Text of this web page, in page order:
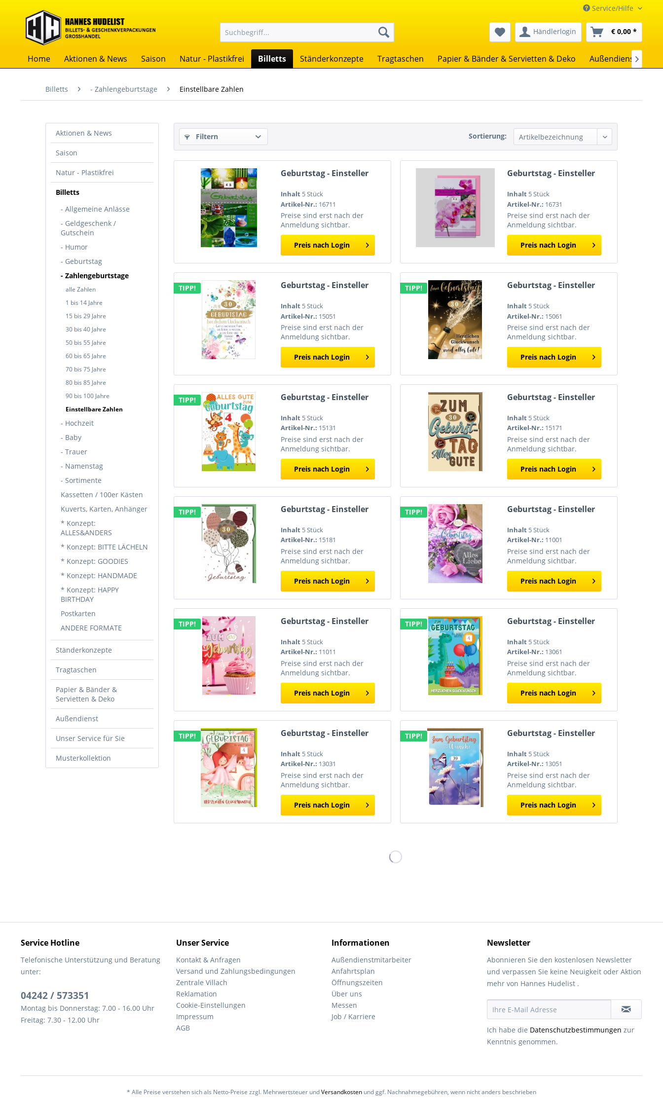
Service/Hilfe
Händlerlogin € 0,00 *
Home Aktionen & News Saison Natur - Plastikfrei Billetts Ständerkonzepte Tragtaschen Papier & Bänder & Servietten & Deko Außendienst
Billetts - Zahlengeburtstage Einstellbare Zahlen
Aktionen & News
Saison
Natur - Plastikfrei
Billetts
- Allgemeine Anlässe
- Geldgeschenk /
Gutschein
- Humor
- Geburtstag
- Zahlengeburtstage
alle Zahlen
1 bis 14 Jahre
15 bis 29 Jahre
30 bis 40 Jahre
50 bis 55 Jahre
60 bis 65 Jahre
70 bis 75 Jahre
80 bis 85 Jahre
90 bis 100 Jahre
Einstellbare Zahlen
- Hochzeit
- Baby
- Trauer
- Namenstag
- Sortimente
Kassetten / 100er Kästen
Kuverts, Karten, Anhänger
* Konzept:
ALLES&ANDERS
* Konzept: BITTE LÄCHELN
* Konzept: GOODIES
* Konzept: HANDMADE
* Konzept: HAPPY
BIRTHDAY
Postkarten
ANDERE FORMATE
Ständerkonzepte
Tragtaschen
Papier & Bänder &
Servietten & Deko
Außendienst
Unser Service für Sie
Musterkollektion
Filtern Sortierung:
Geburtstag - Einsteller
Inhalt 5 Stück
Artikel-Nr.: 16711
Preise sind erst nach der
Anmeldung sichtbar.
Preis nach Login
Geburtstag - Einsteller
Inhalt 5 Stück
Artikel-Nr.: 16731
Preise sind erst nach der
Anmeldung sichtbar.
Preis nach Login
TIPP! Geburtstag - Einsteller
Inhalt 5 Stück
Artikel-Nr.: 15051
Preise sind erst nach der
Anmeldung sichtbar.
Preis nach Login
TIPP! Geburtstag - Einsteller
Inhalt 5 Stück
Artikel-Nr.: 15061
Preise sind erst nach der
Anmeldung sichtbar.
Preis nach Login
TIPP! Geburtstag - Einsteller
Inhalt 5 Stück
Artikel-Nr.: 15131
Preise sind erst nach der
Anmeldung sichtbar.
Preis nach Login
Geburtstag - Einsteller
Inhalt 5 Stück
Artikel-Nr.: 15171
Preise sind erst nach der
Anmeldung sichtbar.
Preis nach Login
TIPP! Geburtstag - Einsteller
Inhalt 5 Stück
Artikel-Nr.: 15181
Preise sind erst nach der
Anmeldung sichtbar.
Preis nach Login
TIPP! Geburtstag - Einsteller
Inhalt 5 Stück
Artikel-Nr.: 11001
Preise sind erst nach der
Anmeldung sichtbar.
Preis nach Login
TIPP! Geburtstag - Einsteller
Inhalt 5 Stück
Artikel-Nr.: 11011
Preise sind erst nach der
Anmeldung sichtbar.
Preis nach Login
TIPP! Geburtstag - Einsteller
Inhalt 5 Stück
Artikel-Nr.: 13061
Preise sind erst nach der
Anmeldung sichtbar.
Preis nach Login
TIPP! Geburtstag - Einsteller
Inhalt 5 Stück
Artikel-Nr.: 13031
Preise sind erst nach der
Anmeldung sichtbar.
Preis nach Login
TIPP! Geburtstag - Einsteller
Inhalt 5 Stück
Artikel-Nr.: 13051
Preise sind erst nach der
Anmeldung sichtbar.
Preis nach Login
Service Hotline
Telefonische Unterstützung und Beratung
unter:
04242 / 573351
Montag bis Donnerstag: 7.00 - 16.00 Uhr
Freitag: 7.30 - 12.00 Uhr
Unser Service
Kontakt & Anfragen
Versand und Zahlungsbedingungen
Zentrale Villach
Reklamation
Cookie-Einstellungen
Impressum
AGB
Informationen
Außendienstmitarbeiter
Anfahrtsplan
Öffnungszeiten
Über uns
Messen
Job / Karriere
Newsletter
Abonnieren Sie den kostenlosen Newsletter
und verpassen Sie keine Neuigkeit oder Aktion
mehr von Hannes Hudelist .
Ich habe die Datenschutzbestimmungen zur
Kenntnis genommen.
* Alle Preise verstehen sich als Netto-Preise zzgl. Mehrwertsteuer undVersandkosten und ggf. Nachnahmegebühren, wenn nicht anders beschrieben